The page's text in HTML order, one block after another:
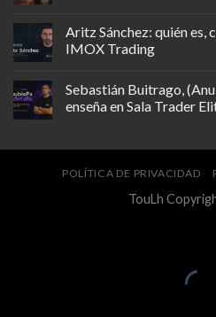
Aritz Sánchez: quién es,
IMOX Trading
Sebastián Buitrago,
enseña en Sala Trader
POLÍTICA DE PRIVACIDAD
TouLh